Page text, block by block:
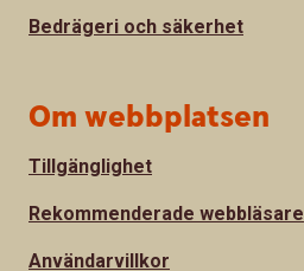
Bedrägeri och säkerhet
Om webbplatsen
Tillgänglighet
Rekommenderade webbläsare
Användarvillkor